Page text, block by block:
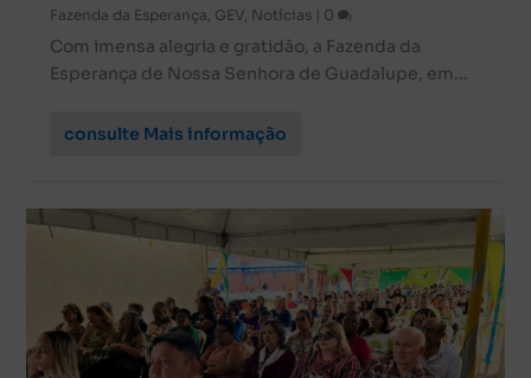
Fazenda da Esperança GEV Notícias | 0
Com imensa alegria e gratidão, a Fazenda da
Esperança de Nossa Senhora de Guadalupe, em...
consulte Mais informação